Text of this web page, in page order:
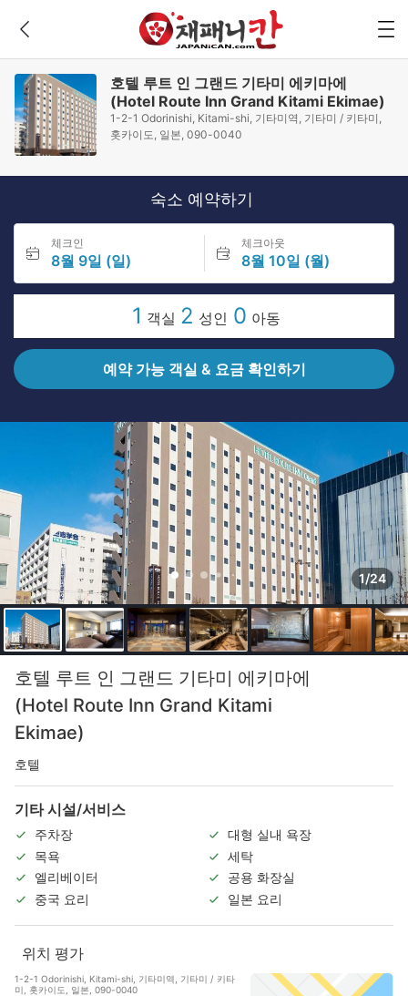
호텔 루트 인 그랜드 기타미 에키마에
(Hotel Route Inn Grand Kitami Ekimae)
1-2-1 Odorinishi, Kitami-shi, 기타미역, 기타미 / 키타미,
홋카이도, 일본, 090-0040
숙소 예약하기
체크인
8월 9일 (일)
체크아웃
8월 10일 (월)
1 객실 2 성인 0 아동
예약 가능 객실 & 요금 확인하기
1/24
호텔 루트 인 그랜드 기타미 에키마에
(Hotel Route Inn Grand Kitami
Ekimae)
호텔
기타 시설/서비스
주차장
대형 실내 욕장
목욕
세탁
엘리베이터
공용 화장실
중국 요리
일본 요리
위치 평가
1-2-1 Odorinishi, Kitami-shi, 기타미역, 기타미 / 키타
미, 홋카이도, 일본, 090-0040